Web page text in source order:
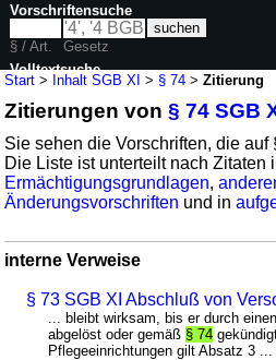
Start > Inhalt SGB XI > § 74 >Zitierung
Zitierungen von§ 74 SGB
Sie sehen die Vorschriften, die auf
Die Liste ist unterteilt nach Zitaten
Ermächtigungsgrundlagen,
Änderungsvorschriften und in
interne Verweise
§ 73 SGB XI Abschluß von
... bleibt wirksam, bis er durch
abgelöst oder gemäß § 74
Pflegeeinrichtungen gilt Absatz 3 ...
Vorschriftensuche
§ / Art.
Gesetz
Volltextsuche
nur in SGB XI